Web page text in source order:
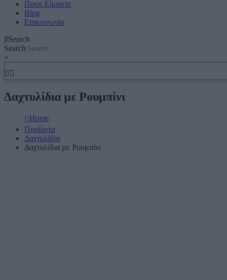
Ποιοι Είμαστε
Blog
Επικοινωνία
Search
Search
×
Δαχτυλίδια με Ρουμπίνι
Home
Προϊόντα
Δαχτυλίδια
Δαχτυλίδια με Ρουμπίνι